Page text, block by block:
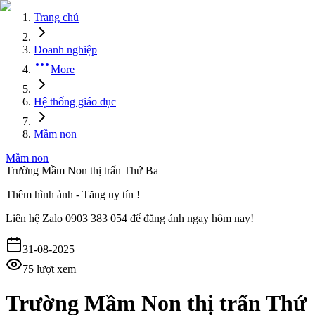
Trang chủ
Doanh nghiệp
More
Hệ thống giáo dục
Mầm non
Mầm non
Trường Mầm Non thị trấn Thứ Ba
Thêm hình ảnh - Tăng uy tín !
Liên hệ Zalo 0903 383 054 để đăng ảnh ngay hôm nay!
31-08-2025
75 lượt xem
Trường Mầm Non thị trấn Thứ